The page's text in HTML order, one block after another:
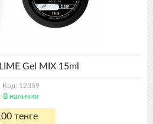
Gel MIX 15ml
Код: 12359
В наличии
тенге